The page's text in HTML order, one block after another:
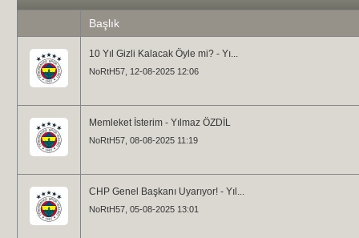
Başlık
10 Yıl Gizli Kalacak Öyle mi? - Yı...
NoRtH57 , 12-08-2025 12:06
Memleket İsterim - Yılmaz ÖZDİL
NoRtH57 , 08-08-2025 11:19
CHP Genel Başkanı Uyarıyor! - Yıl...
NoRtH57 , 05-08-2025 13:01